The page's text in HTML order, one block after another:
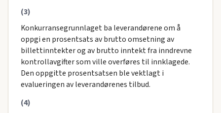
(3)
Konkurransegrunnlaget ba leverandørene om å
oppgi en prosentsats av brutto omsetning av
billettinntekter og av brutto inntekt fra inndrevne
kontrollavgifter som ville overføres til innklagede.
Den oppgitte prosentsatsen ble vektlagt i
evalueringen av leverandørenes tilbud.
(4)